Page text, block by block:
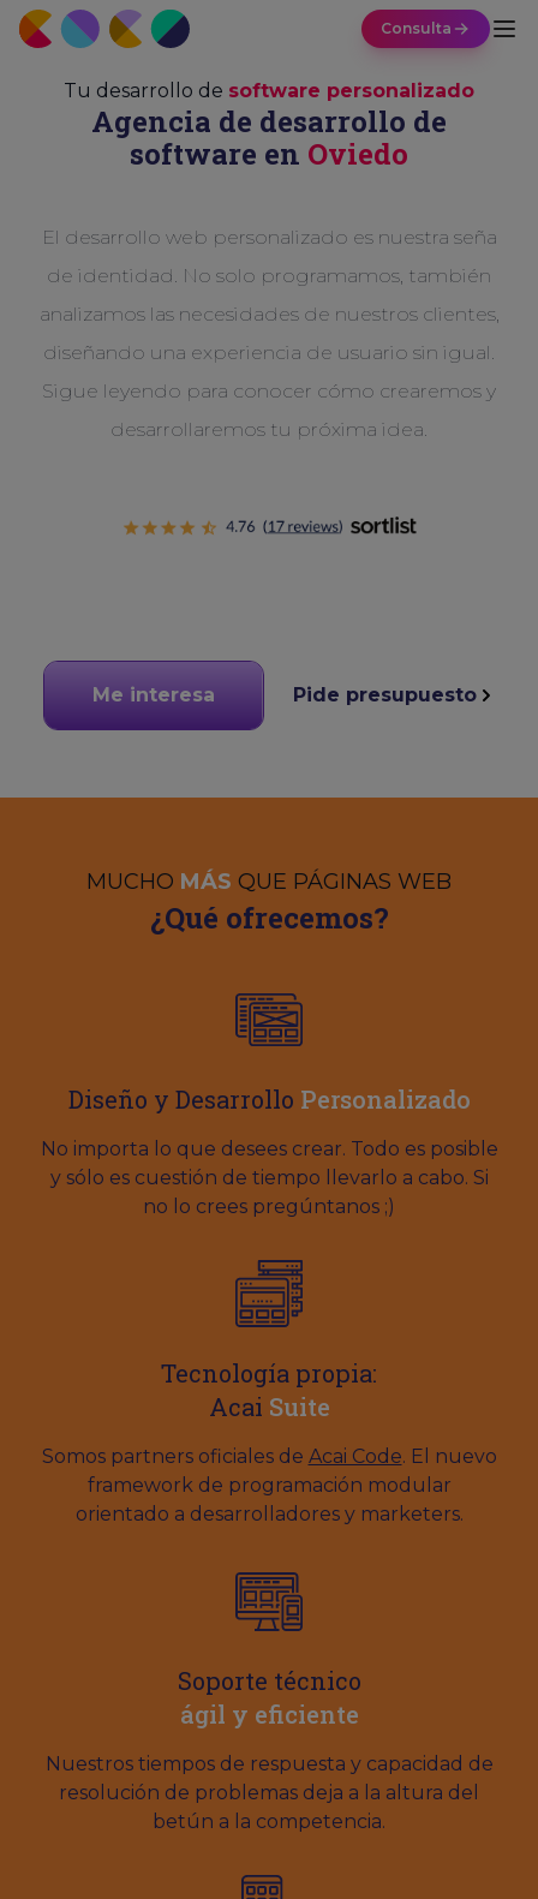
Consulta
Tu desarrollo de software personalizado
Agencia de desarrollo de
software en Oviedo
El desarrollo web personalizado es nuestra seña
de identidad. No solo programamos, también
analizamos las necesidades de nuestros clientes,
diseñando una experiencia de usuario sin igual.
Sigue leyendo para conocer cómo crearemos y
desarrollaremos tu próxima idea.
Me interesa Pide presupuesto
MUCHO MÁS QUE PÁGINAS WEB
¿Qué ofrecemos?
Diseño y Desarrollo Personalizado
No importa lo que desees crear. Todo es posible
y sólo es cuestión de tiempo llevarlo a cabo. Si
no lo crees pregúntanos ;)
Tecnología propia:
Acai Suite
Somos partners oficiales de Acai Code. El nuevo
framework de programación modular
orientado a desarrolladores y marketers.
Soporte técnico
ágil y eficiente
Nuestros tiempos de respuesta y capacidad de
resolución de problemas deja a la altura del
betún a la competencia.